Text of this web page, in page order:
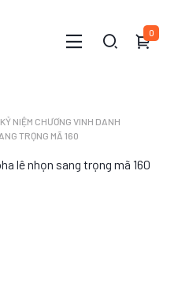
0
KỶ NIỆM CHƯƠNG VINH DANH
TRỌNG MÃ 160